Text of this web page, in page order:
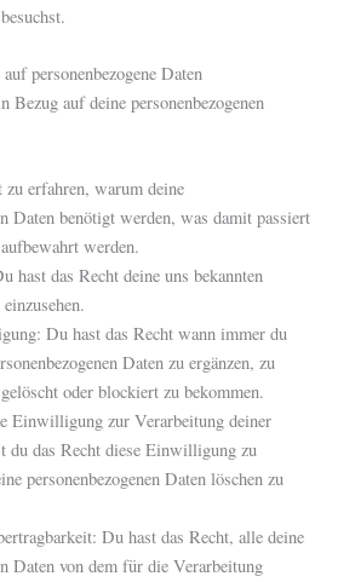
personenbezogene Daten
Bezug auf deine personenbezogenen
zu erfahren, warum deine
Daten benötigt werden, was damit passiert
werden.
hast das Recht deine uns bekannten
Du hast das Recht wann immer du
Daten zu ergänzen, zu
oder blockiert zu bekommen.
Einwilligung zur Verarbeitung deiner
du das Recht diese Einwilligung zu
personenbezogenen Daten löschen zu
Du hast das Recht, alle deine
Daten von dem für die Verarbeitung